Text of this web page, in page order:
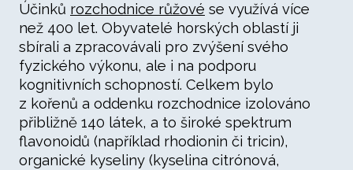
Účinků rozchodnice růžové se využívá více
než 400 let. Obyvatelé horských oblastí ji
sbírali a zpracovávali pro zvýšení svého
fyzického výkonu, ale i na podporu
kognitivních schopností. Celkem bylo
z kořenů a oddenku rozchodnice izolováno
přibližně 140 látek, a to široké spektrum
flavonoidů (například rhodionin či tricin),
organické kyseliny (kyselina citrónová,